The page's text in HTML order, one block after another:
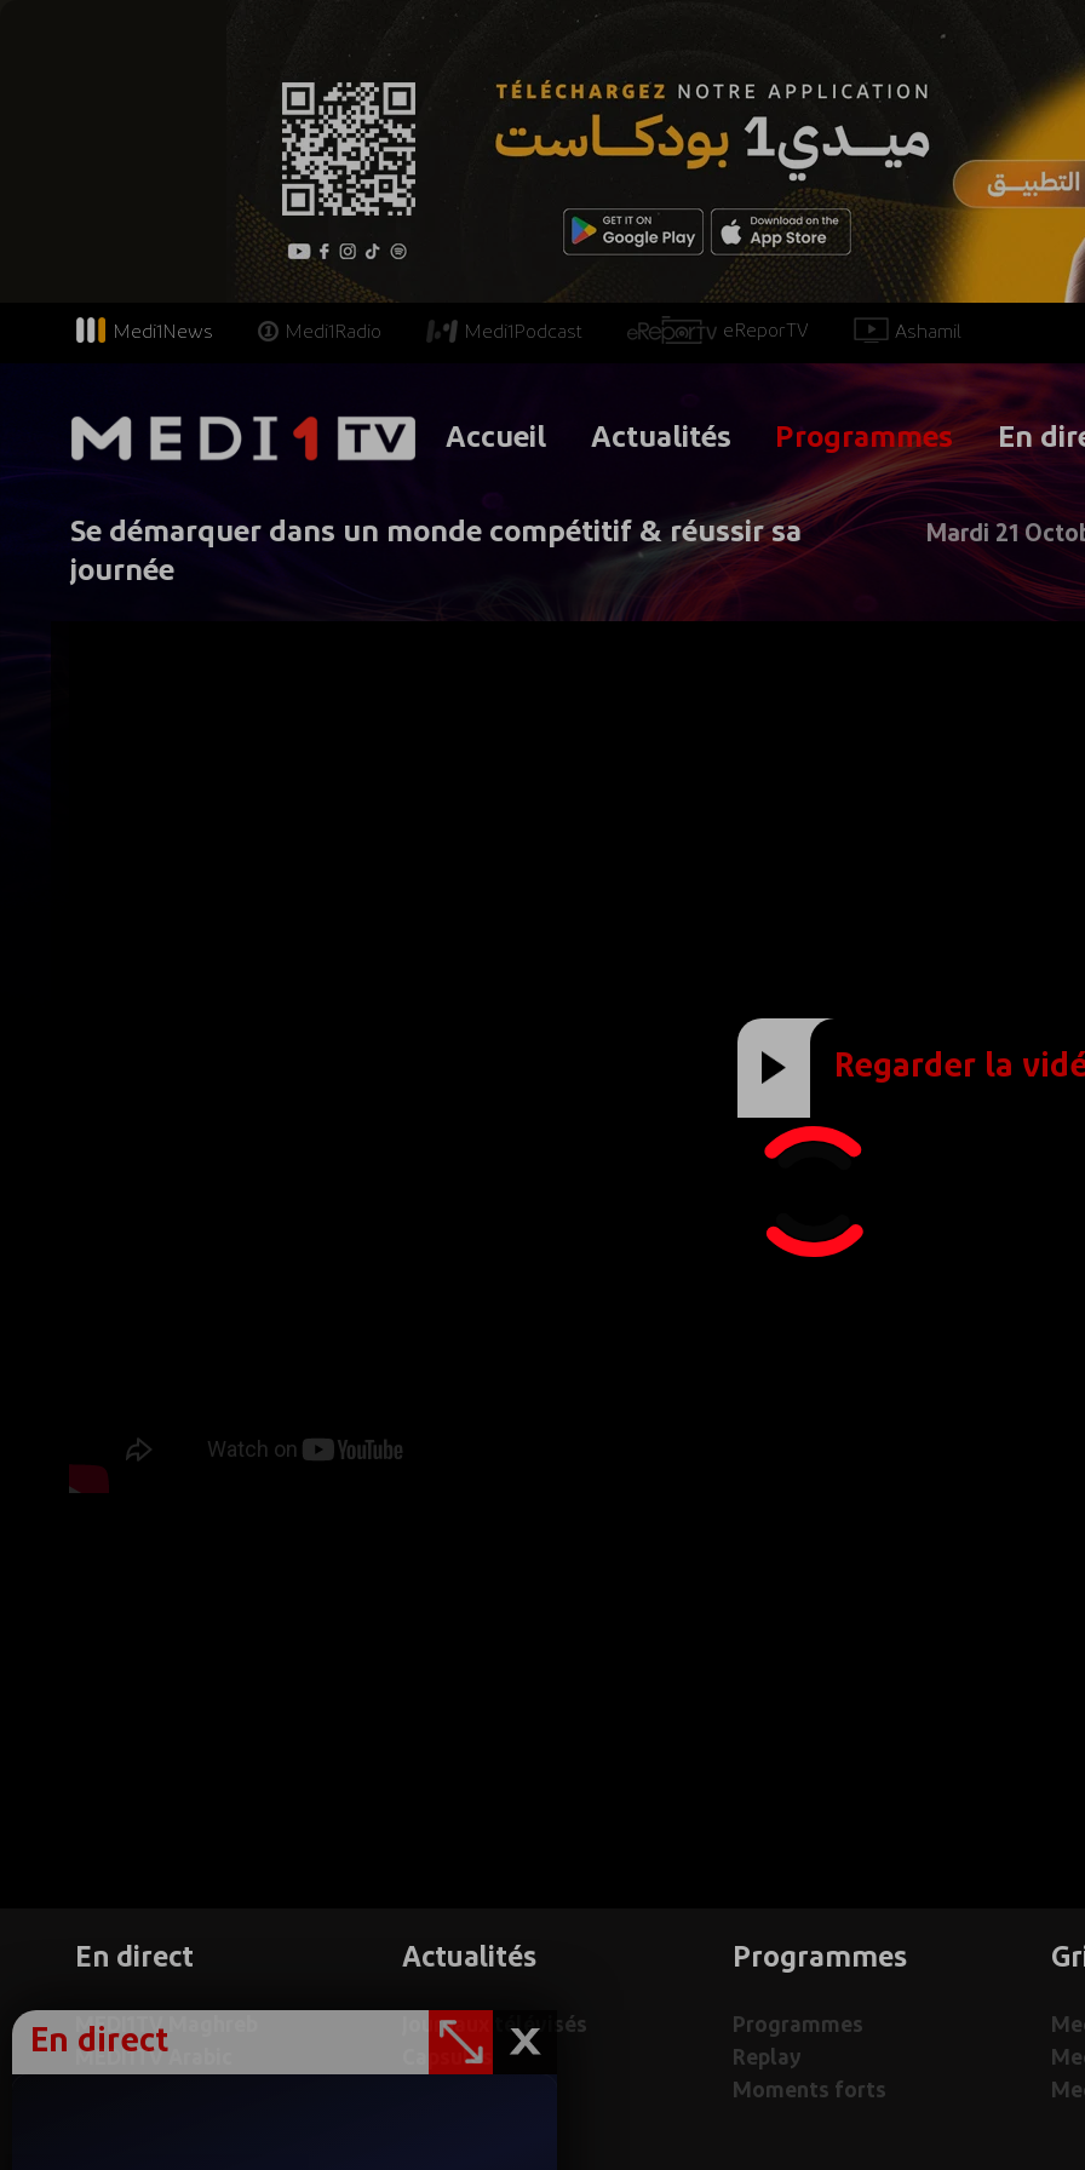
Ashamil
eReporTV
Medi1Podcast
Medi1Radio
Medi1News
En
Programmes
Actualités
Accueil
Mardi 21
Se démarquer dans un monde compétitif & réussir sa
journée
Regarder la
En direct
MEDI1TV Maghreb
MEDI1TV Arabic
Actualités
Journaux télévisés
Capsules
Programmes
Programmes
Replay
Moments forts
En direct